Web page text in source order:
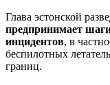
Глава эстонской
предпринимает
инцидентов, в
беспилотных
границ.